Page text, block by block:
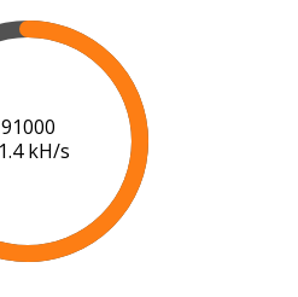
91000
kH/s